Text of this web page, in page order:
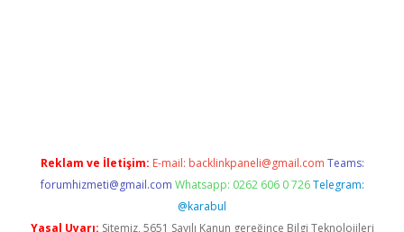
Reklam ve İletişim: E-mail: backlinkpaneli@gmail.com Teams:
forumhizmeti@gmail.com Whatsapp: 0262 606 0 726 Telegram:
@karabul
Yasal Uyarı: Sitemiz, 5651 Sayılı Kanun gereğince Bilgi Teknolojileri